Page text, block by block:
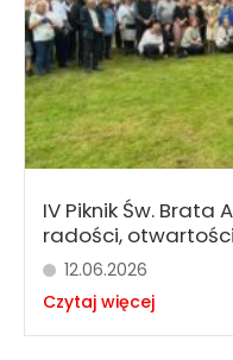
IV Piknik Św. Brata
radości,
12.06.2026
Czytaj więcej